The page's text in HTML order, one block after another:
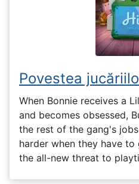
Povestea
When Bonnie receives a
and becomes obsessed,
the rest of the gang's
harder when they have
the all-new threat to